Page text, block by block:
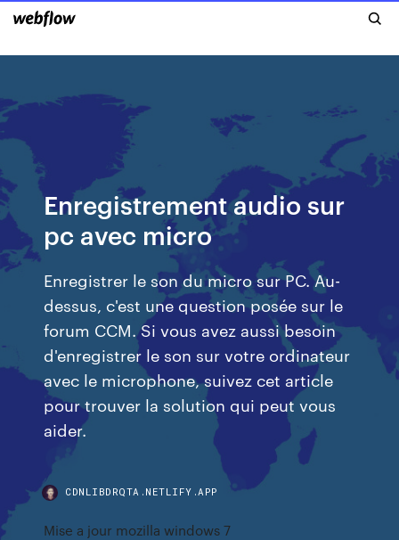
Enregistrement audio sur
pc avec micro
Enregistrer le son du micro sur PC. Au-
dessus, c'est une question posée sur le
forum CCM. Si vous avez aussi besoin
d'enregistrer le son sur votre ordinateur
avec le microphone, suivez cet article
pour trouver la solution qui peut vous
aider.
CDNLIBDRQTA.NETLIFY.APP
Mise a jour mozilla windows 7